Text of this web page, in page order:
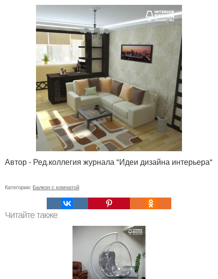
Автор - Ред.коллегия журнала "Идеи дизайна интерьера"
Категории: Балкон с комнатой
Читайте также